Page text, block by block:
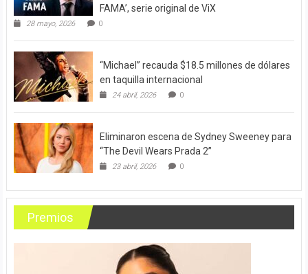
FAMA’, serie original de ViX
28 mayo, 2026 0
“Michael” recauda $18.5 millones de dólares
en taquilla internacional
24 abril, 2026 0
Eliminaron escena de Sydney Sweeney para
“The Devil Wears Prada 2”
23 abril, 2026 0
Premios